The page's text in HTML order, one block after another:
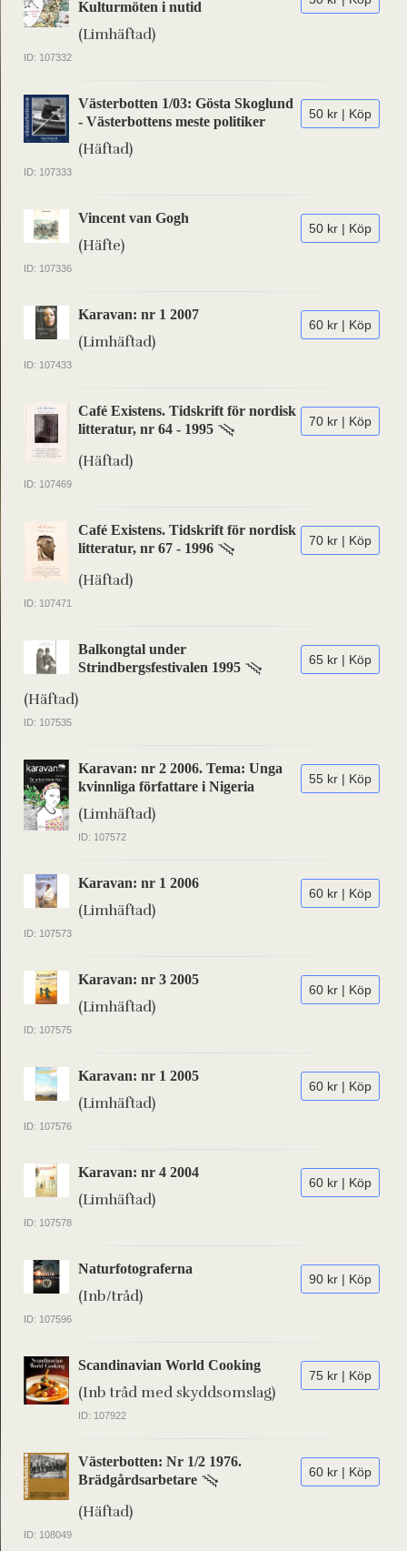
Kulturmöten i nutid
(Limhäftad)
ID: 107332
50 kr | Köp
Västerbotten 1/03: Gösta Skoglund
- Västerbottens meste politiker
(Häftad)
ID: 107333
50 kr | Köp
Vincent van Gogh
(Häfte)
ID: 107336
60 kr | Köp
Karavan: nr 1 2007
(Limhäftad)
ID: 107433
70 kr | Köp
Café Existens. Tidskrift för nordisk
litteratur, nr 64 - 1995
(Häftad)
ID: 107469
70 kr | Köp
Café Existens. Tidskrift för nordisk
litteratur, nr 67 - 1996
(Häftad)
ID: 107471
65 kr | Köp
Balkongtal under
Strindbergsfestivalen 1995
(Häftad)
ID: 107535
55 kr | Köp
Karavan: nr 2 2006. Tema: Unga
kvinnliga författare i Nigeria
(Limhäftad)
ID: 107572
60 kr | Köp
Karavan: nr 1 2006
(Limhäftad)
ID: 107573
60 kr | Köp
Karavan: nr 3 2005
(Limhäftad)
ID: 107575
60 kr | Köp
Karavan: nr 1 2005
(Limhäftad)
ID: 107576
60 kr | Köp
Karavan: nr 4 2004
(Limhäftad)
ID: 107578
90 kr | Köp
Naturfotograferna
(Inb/tråd)
ID: 107596
75 kr | Köp
Scandinavian World Cooking
(Inb tråd med skyddsomslag)
ID: 107922
60 kr | Köp
Västerbotten: Nr 1/2 1976.
Brädgårdsarbetare
(Häftad)
ID: 108049